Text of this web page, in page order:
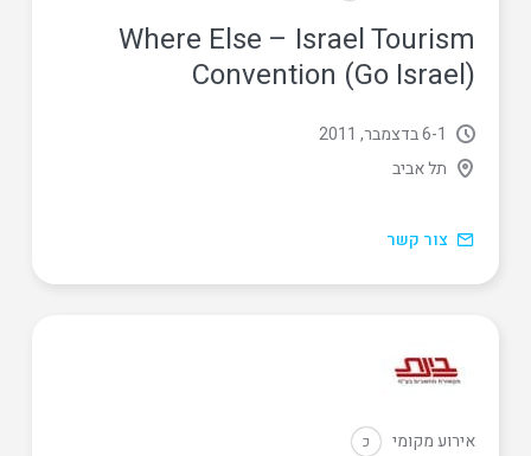
Where Else – Israel Tourism
Convention (Go Israel)
1
‏-6 בדצמבר, 2011
תל אביב
צור קשר
אירוע מקומי כ